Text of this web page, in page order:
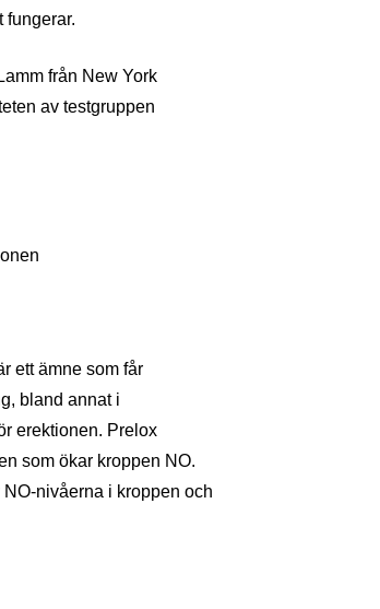
fungerar.
från New York
av testgruppen
ett ämne som får
bland annat i
erektionen. Prelox
som ökar kroppen NO.
nivåerna i kroppen och